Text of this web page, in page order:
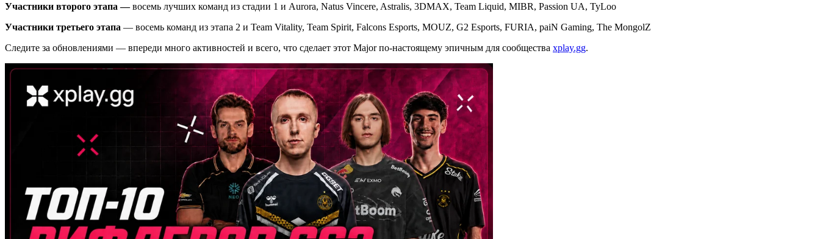
Участники второго этапа —восемь лучших команд из стадии 1 и Aurora, Natus Vincere, Astralis, 3DMAX, Team Liquid, MIBR, Passion UA, TyLoo
Участники третьего этапа — восемь команд из этапа 2 и Team Vitality, Team Spirit, Falcons Esports, MOUZ, G2 Esports, FURIA, paiN Gaming, The MongolZ
Следите за обновлениями — впереди много активностей и всего, что сделает этот Major по-настоящему эпичным для сообщества xplay.gg.